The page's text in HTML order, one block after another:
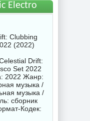
Electro
Clubbing
(2022)
Drift:
Set 2022
2022 Жанр:
музыка /
музыка /
сборник
Кодек: